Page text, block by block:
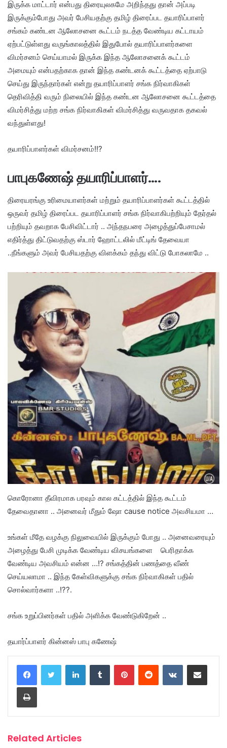
இருக்க மாட்டார் என்பது திரையுலகமே அறிந்தது தான் அப்படி
இருக்கும்போது அவர் பேசியதற்கு தமிழ் திரைப்பட தயாரிப்பாளர்
சங்கம் கண்டன ஆலோசனை கூட்டம் நடத்த வேண்டிய கட்டாயம்
ஏற்பட்டுள்ளது வருங்காலத்தில் இதுபோல் தயாரிப்பாளர்களை
விமர்சனம் செய்யாமல் இருக்க இந்த ஆலோசனைக் கூட்டம்
அமையும் என்பதற்காக தான் இந்த கண்டனக் கூட்டத்தை ஏற்பாடு
செய்து இருந்தார்கள் என்று தயாரிப்பாளர் சங்க நிர்வாகிகள்
தெரிவித்தி வரும் நிலையில் இந்த கண்டன ஆலோசனை கூட்டத்தை
விமர்சித்து மற்ற சங்க நிர்வாகிகள் விமர்சித்து வருவதாக தகவல்
வந்துள்ளது!
தயாரிப்பாளர்கள் விமர்சனம்!!?
பாபுகணேஷ் தயாரிப்பாளர்….
திரையரங்கு உரிமையாளர்கள் மற்றும் தயாரிப்பாளர்கள் கூட்டத்தில்
ஒருவர் தமிழ் திரைப்பட தயாரிப்பாளர் சங்க நிர்வாகிபற்றியும் தேர்தல்
பற்றியும் தவறாக பேசிவிட்டார் .. அந்தநபரை அழைத்துப்பேசாமல்
எதிர்த்து திட்டுவதற்கு ஸ்டார் ஹோட்டலில் மீட்டிங் தேவையா
..நீங்களும் அவர் பேசியதற்கு விளக்கம் தந்து விட்டு போகலாமே ..
கொரோனா தீவிரமாக பரவும் கால கட்டத்தில் இந்த கூட்டம்
தேவைதானா .. அனைவர் மீதும் ஷோ cause notice அவசியமா …
உங்கள் மீதே வழக்கு நிலுவையில் இருக்கும் போது .. அனைவரையும்
அழைத்து பேசி முடிக்க வேண்டிய விசயங்களை பெரிதாக்க
வேண்டிய அவசியம் என்ன …!? சங்கத்தின் பணத்தை வீண்
செய்யலாமா .. இந்த கேள்விகளுக்கு சங்க நிர்வாகிகள் பதில்
சொல்வார்களா ..!??.
சங்க உறுப்பினர்கள் பதில் அளிக்க வேண்டுகிறேன் ..
தயார்ப்பாளர் கின்னஸ் பாபு கணேஷ்
LinkedInTumblr PinterestReddit VKontakteShare via Email
Print
Related Articles